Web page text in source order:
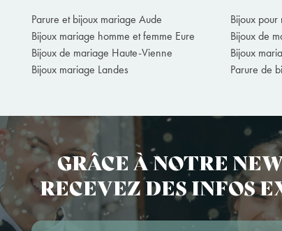
Parure et bijoux mariage Aude Bijoux
Bijoux mariage homme et femme Eure Bijoux de
Bijoux de mariage Haute-Vienne Bijoux
Bijoux mariage Landes
Parure de
GRÂCE À NOTRE
RECEVEZ DES INFOS